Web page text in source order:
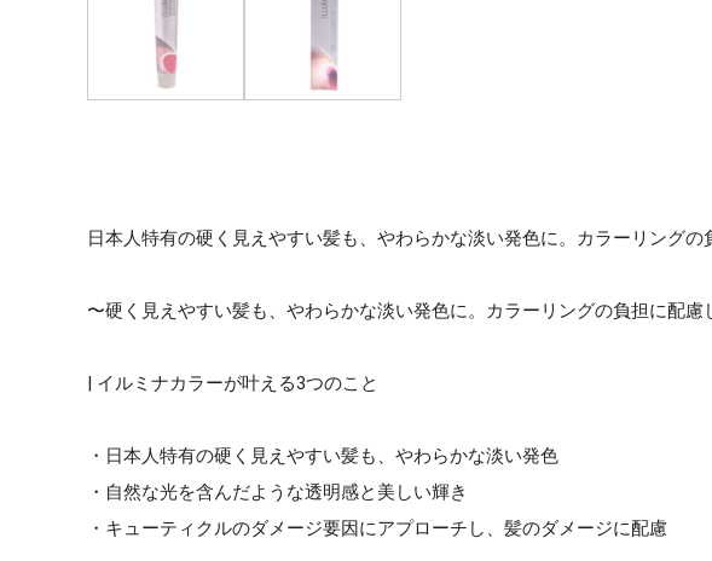
日本人特有の硬く見えやすい髪も、やわらかな淡い発色に。カラーリングの
〜硬く見えやすい髪も、やわらかな淡い発色に。カラーリングの負担に配
| イルミナカラーが叶える3つのこと
・日本人特有の硬く見えやすい髪も、やわらかな淡い発色
・自然な光を含んだような透明感と美しい輝き
・キューティクルのダメージ要因にアプローチし、髪のダメージに配慮